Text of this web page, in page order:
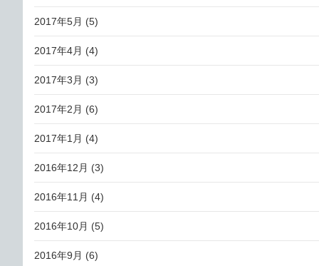
2017年5月 (5)
2017年4月 (4)
2017年3月 (3)
2017年2月 (6)
2017年1月 (4)
2016年12月 (3)
2016年11月 (4)
2016年10月 (5)
2016年9月 (6)